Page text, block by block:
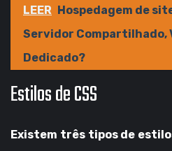
LEER Hospedagem de
Servidor Compartilhado,
Dedicado?
Estilos de CSS
Existem três tipos de